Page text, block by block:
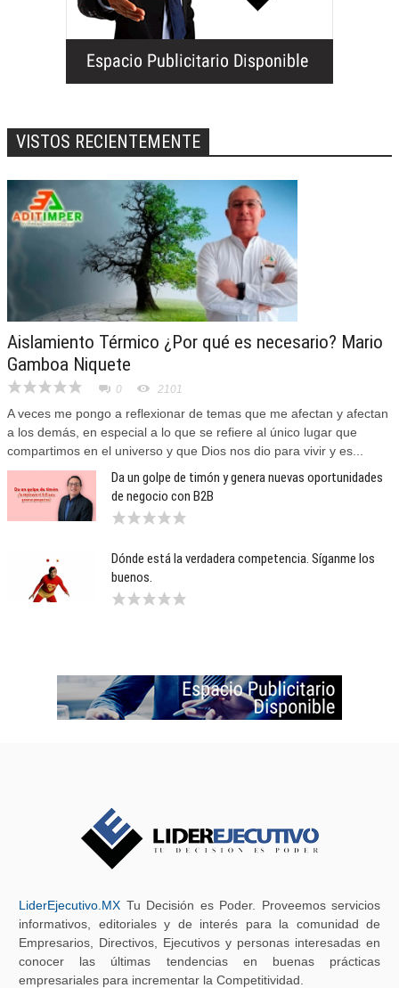
VISTOS RECIENTEMENTE
Aislamiento Térmico ¿Por qué es necesario? Mario
Gamboa Niquete
0 2101
A veces me pongo a reflexionar de temas que me afectan y afectan
a los demás, en especial a lo que se refiere al único lugar que
compartimos en el universo y que Dios nos dio para vivir y es...
Da un golpe de timón y genera nuevas oportunidades
de negocio con B2B
Dónde está la verdadera competencia. Síganme los
buenos.
LiderEjecutivo.MX Tu Decisión es Poder. Proveemos servicios
informativos, editoriales y de interés para la comunidad de
Empresarios, Directivos, Ejecutivos y personas interesadas en
conocer las últimas tendencias en buenas prácticas
empresariales para incrementar la Competitividad.